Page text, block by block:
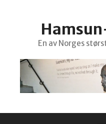
En av Norges